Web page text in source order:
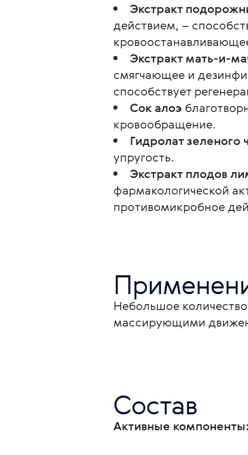
Экстракт
действием, –
Экстракт мать-и-
смягчающее и
способствует
Сок алоэ
кровообращение.
Гидролат зеленого
упругость.
Экстракт плодов
фармакологической
противомикробное
Небольшое
массирующими
Состав
Активные компоненты: